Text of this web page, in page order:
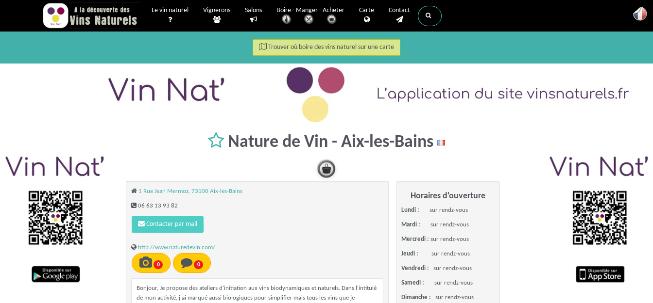
Le vin naturel Vignerons Salons Boire - Manger - Acheter Carte Contact
Trouver où boire des vins naturel sur une carte
Nature de Vin - Aix-les-Bains
1 Rue Jean Mermoz, 73100 Aix-les-Bains
06 63 13 93 82
Contacter par mail
http://www.naturedevin.com/
0 0
Bonjour, Je propose des ateliers d'initiation aux vins biodynamiques et naturels. Dans l'intitulé
de mon activité, j'ai marqué aussi biologiques pour simplifier mais tous les vins que je
Horaires d'ouverture
Lundi : sur rendz-vous
Mardi : sur rendz-vous
Mercredi : sur rendz-vous
Jeudi : sur rendz-vous
Vendredi : sur rendz-vous
Samedi : sur rendz-vous
Dimanche : sur rendz-vous